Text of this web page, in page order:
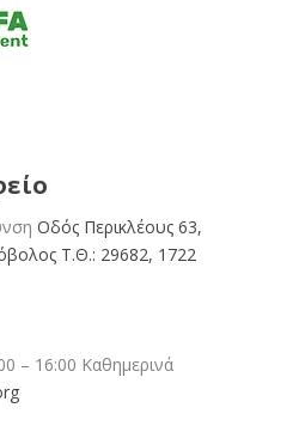
Οδός Περικλέους 63,
Τ.Θ.: 29682, 1722
– 16:00 Καθημερινά